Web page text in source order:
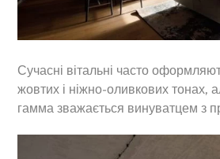
Сучасні вітальні часто
жовтих і ніжно-оливкових тонах,
гамма зважається винуватцем з